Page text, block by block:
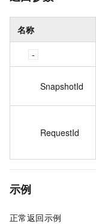
名称
SnapshotId
RequestId
示例
正常返回示例